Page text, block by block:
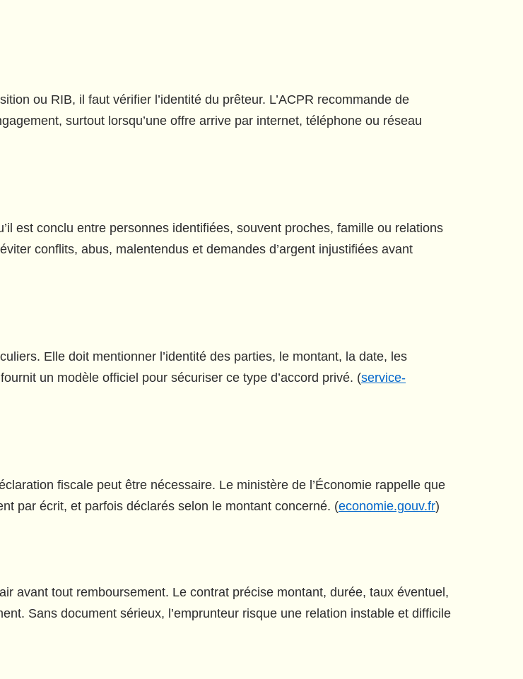
ou RIB, il faut vérifier l’identité du prêteur. L’ACPR recommande de
surtout lorsqu’une offre arrive par internet, téléphone ou réseau
est conclu entre personnes identifiées, souvent proches, famille ou relations
conflits, abus, malentendus et demandes d’argent injustifiées avant
Elle doit mentionner l’identité des parties, le montant, la date, les
un modèle officiel pour sécuriser ce type d’accord privé. (service-
fiscale peut être nécessaire. Le ministère de l’Économie rappelle que
par écrit, et parfois déclarés selon le montant concerné. (economie.gouv.fr)
avant tout remboursement. Le contrat précise montant, durée, taux éventuel,
Sans document sérieux, l’emprunteur risque une relation instable et difficile